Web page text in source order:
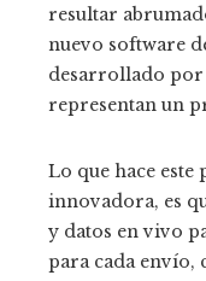
resultar
nuevo software
desarrollado por
representan un
Lo que hace
innovadora, es
y datos en vivo
para cada envío,